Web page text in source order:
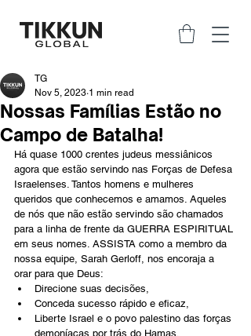
Nossas Famílias Estão no
Campo de Batalha!
TG
Nov 5, 2023 1 min read
Há quase 1000 crentes judeus messiânicos
agora que estão servindo nas Forças de Defesa
Israelenses. Tantos homens e mulheres
queridos que conhecemos e amamos. Aqueles
de nós que não estão servindo são chamados
para a linha de frente da GUERRA ESPIRITUAL
em seus nomes. ASSISTA como a membro da
nossa equipe, Sarah Gerloff, nos encoraja a
orar para que Deus:
Direcione suas decisões,
Conceda sucesso rápido e eficaz,
Liberte Israel e o povo palestino das forças
demoníacas por trás do Hamas,